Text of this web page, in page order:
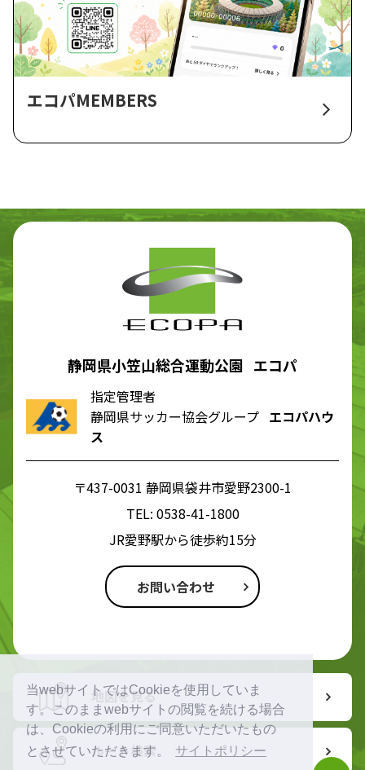
当webサイトではCookieを使用していま
す。このままwebサイトの閲覧を続ける場合
は、Cookieの利用にご同意いただいたもの
とさせていただきます。
サイトポリシー
エコパMEMBERS
静岡県小笠山総合運動公園 エコパ
指定管理者
静岡県サッカー協会グループ エコパハウ
ス
〒437-0031 静岡県袋井市愛野2300-1
TEL: 0538-41-1800
JR愛野駅から徒歩約15分
お問い合わせ
地図を見る
ルート検索